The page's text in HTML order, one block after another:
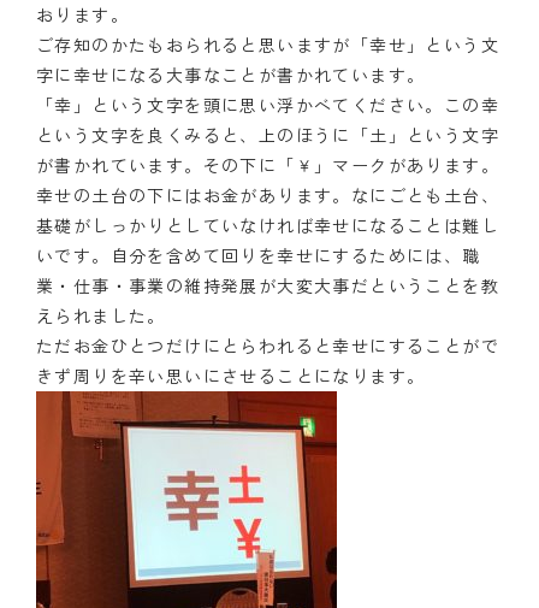
おります。
ご存知のかたもおられると思いますが「幸せ」という文
字に幸せになる大事なことが書かれています。
「幸」という文字を頭に思い浮かべてください。この幸
という文字を良くみると、上のほうに「土」という文字
が書かれています。その下に「￥」マークがあります。
幸せの土台の下にはお金があります。なにごとも土台、
基礎がしっかりとしていなければ幸せになることは難し
いです。自分を含めて回りを幸せにするためには、職
業・仕事・事業の維持発展が大変大事だということを教
えられました。
ただお金ひとつだけにとらわれると幸せにすることがで
きず周りを辛い思いにさせることになります。